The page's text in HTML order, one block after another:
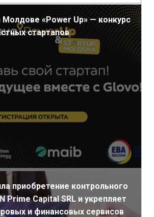
Молдове «Power Up» — конкурс
стартапов
приобретение контрольного
Prime Capital SRL и укрепляет
и финансовых сервисов